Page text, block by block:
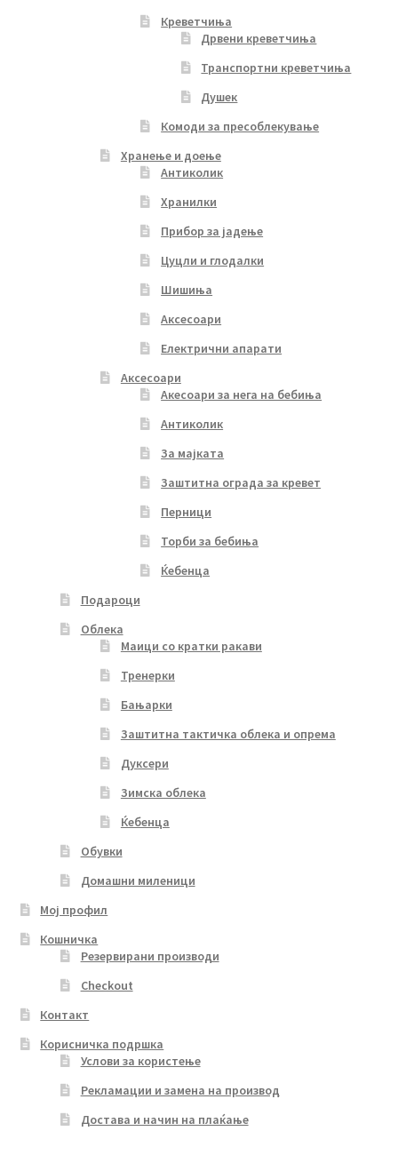
Креветчиња
Дрвени креветчиња
Транспортни креветчиња
Душек
Комоди за пресоблекување
Хранење и доење
Антиколик
Хранилки
Прибор за јадење
Цуцли и глодалки
Шишиња
Аксесоари
Електрични апарати
Аксесоари
Акесоари за нега на бебиња
Антиколик
За мајката
Заштитна ограда за кревет
Перници
Торби за бебиња
Ќебенца
Подароци
Облека
Маици со кратки ракави
Тренерки
Бањарки
Заштитна тактичка облека и опрема
Дуксери
Зимска облека
Ќебенца
Обувки
Домашни миленици
Мој профил
Кошничка
Резервирани производи
Checkout
Контакт
Корисничка подршка
Услови за користење
Рекламации и замена на производ
Достава и начин на плаќање